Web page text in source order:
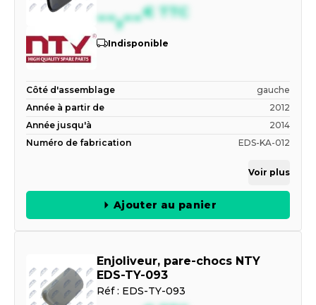
--,--€ TTC
Indisponible
Côté d'assemblage
gauche
Année à partir de
2012
Année jusqu'à
2014
Numéro de fabrication
EDS-KA-012
Voir plus
Ajouter au panier
Enjoliveur, pare-chocs NTY
EDS-TY-093
Réf : EDS-TY-093